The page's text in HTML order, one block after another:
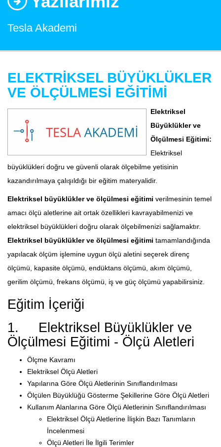
Tesla Akademi
ELEKTRİKSEL BÜYÜKLÜKLER
VE ÖLÇÜLMESİ EĞİTİMİ
Elektriksel
Büyüklükler ve
Ölçülmesi Eğitimi:
Elektriksel
büyüklükleri doğru ve güvenli olarak ölçebilme yetisinin
kazandırılmaya çalışıldığı bir eğitim materyalidir.
Elektriksel büyüklükler ve ölçülmesi eğitimi verilmesinin temel
amacı ölçü aletlerine ait ortak özellikleri kavrayabilmenizi ve
elektriksel büyüklükleri doğru olarak ölçebilmenizi sağlamaktır.
Elektriksel büyüklükler ve ölçülmesi eğitimi tamamlandığında
yapılacak ölçüm işlemine uygun ölçü aletini seçerek direnç
ölçümü, kapasite ölçümü, endüktans ölçümü, akım ölçümü,
gerilim ölçümü, frekans ölçümü, iş ve güç ölçümü yapabilirsiniz.
Eğitim İçeriği
1. Elektriksel Büyüklükler ve
Ölçülmesi Eğitimi - Ölçü Aletleri
Ölçme Kavramı
Elektriksel Ölçü Aletleri
Yapılarına Göre Ölçü Aletlerinin Sınıflandırılması
Ölçülen Büyüklüğü Gösterme Şekillerine Göre Ölçü Aletleri
Kullanım Alanlarına Göre Ölçü Aletlerinin Sınıflandırılması
Elektriksel Ölçü Aletlerine İlişkin Bazı Tanımların
İncelenmesi
Ölçü Aletleri İle İlgili Terimler